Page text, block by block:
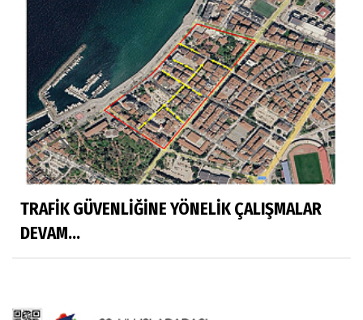
TRAFİK GÜVENLİĞİNE YÖNELİK ÇALIŞMALAR
DEVAM...